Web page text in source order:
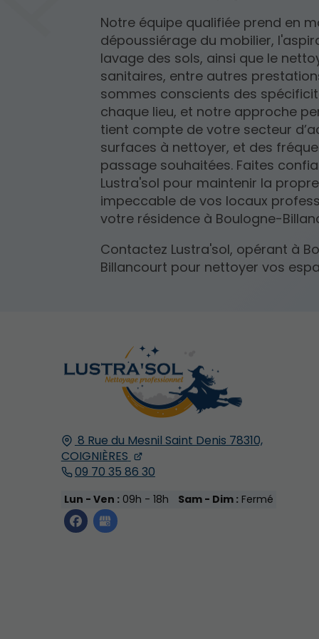
Notre équipe qualifiée prend en
dépoussiérage du mobilier,
lavage des sols, ainsi que le
sanitaires, entre autres
sommes conscients des
chaque lieu, et notre approche
tient compte de votre secteur
surfaces à nettoyer, et des
passage souhaitées. Faites
Lustra'sol pour maintenir la
impeccable de vos locaux
votre résidence à Boulogne-
Contactez Lustra'sol, opérant à
Billancourt pour nettoyer vos
8 Rue du Mesnil Saint Denis 78310,
COIGNIÈRES
09 70 35 86 30
Lun - Ven : 09h - 18h Sam - Dim :Fermé